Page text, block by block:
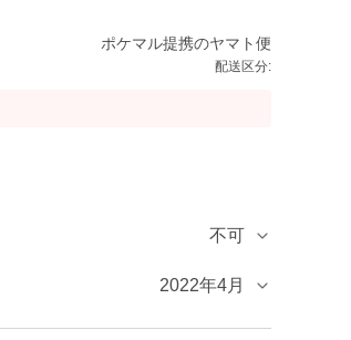
ポケマル提携のヤマト便
配送区分:
不可
2022年4月